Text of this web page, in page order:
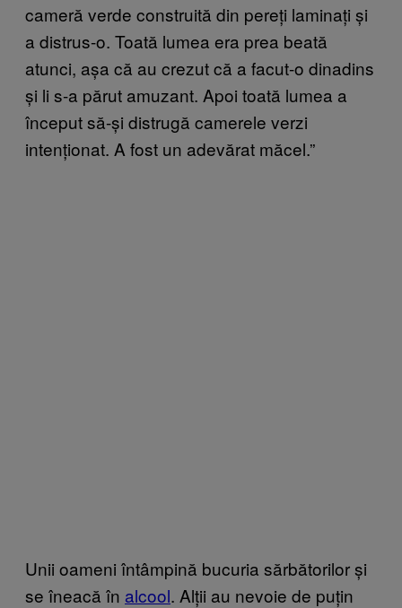
cameră verde construită din pereți laminați și
a distrus-o. Toată lumea era prea beată
atunci, așa că au crezut că a facut-o dinadins
și li s-a părut amuzant. Apoi toată lumea a
început să-și distrugă camerele verzi
intenționat. A fost un adevărat măcel.”
Unii oameni întâmpină bucuria sărbătorilor și
se îneacă în alcool. Alții au nevoie de puțin